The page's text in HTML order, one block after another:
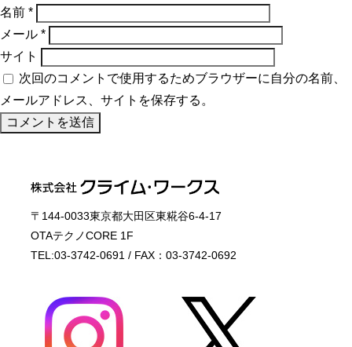
名前 *
メール *
サイト
次回のコメントで使用するためブラウザーに自分の名前、
メールアドレス、サイトを保存する。
〒144-0033東京都大田区東糀谷6-4-17
OTAテクノCORE 1F
TEL:03-3742-0691 / FAX：03-3742-0692